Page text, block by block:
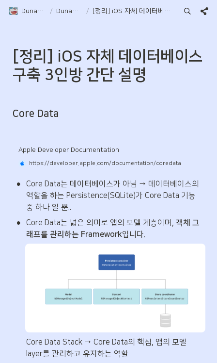
Duna-Pocket / DunaPocket / [정리] iOS 자체 데이터베이스 구축 3인방 간단 설명
[정리] iOS 자체 데이터베이스
구축 3인방 간단 설명
Core Data
Apple Developer Documentation
https://developer.apple.com/documentation/coredata
•
Core Data는 데이터베이스가 아님 → 데이터베이스의
역할을 하는 Persistence(SQLite)가 Core Data 기능
중 하나 일 뿐..
• Core Data는 넓은 의미로 앱의 모델 계층이며, 객체 그
래프를 관리하는 Framework입니다.
Core Data Stack → Core Data의 핵심, 앱의 모델
layer를 관리하고 유지하는 역할